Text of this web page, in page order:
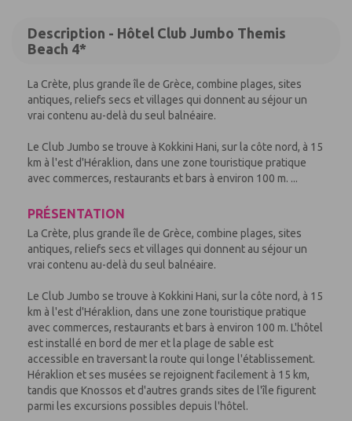
Description - Hôtel Club Jumbo Themis
Beach 4*
La Crète, plus grande île de Grèce, combine plages, sites
antiques, reliefs secs et villages qui donnent au séjour un
vrai contenu au-delà du seul balnéaire.
Le Club Jumbo se trouve à Kokkini Hani, sur la côte nord, à 15
km à l'est d'Héraklion, dans une zone touristique pratique
avec commerces, restaurants et bars à environ 100 m. ...
PRÉSENTATION
La Crète, plus grande île de Grèce, combine plages, sites
antiques, reliefs secs et villages qui donnent au séjour un
vrai contenu au-delà du seul balnéaire.
Le Club Jumbo se trouve à Kokkini Hani, sur la côte nord, à 15
km à l'est d'Héraklion, dans une zone touristique pratique
avec commerces, restaurants et bars à environ 100 m. L'hôtel
est installé en bord de mer et la plage de sable est
accessible en traversant la route qui longe l'établissement.
Héraklion et ses musées se rejoignent facilement à 15 km,
tandis que Knossos et d'autres grands sites de l'île figurent
parmi les excursions possibles depuis l'hôtel.